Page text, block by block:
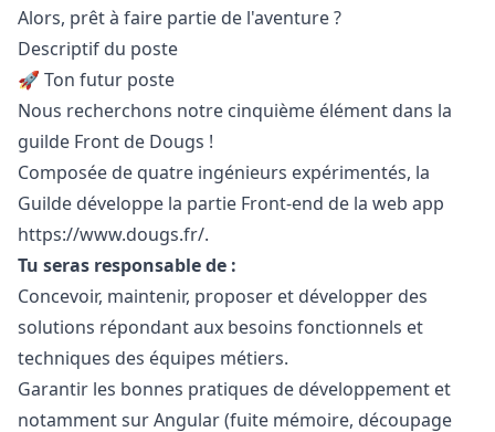
Alors, prêt à faire partie de l'aventure ?
Descriptif du poste
🚀 Ton futur poste
Nous recherchons notre cinquième élément dans la
guilde Front de Dougs !
Composée de quatre ingénieurs expérimentés, la
Guilde développe la partie Front-end de la web app
https://www.dougs.fr/.
Tu seras responsable de :
Concevoir, maintenir, proposer et développer des
solutions répondant aux besoins fonctionnels et
techniques des équipes métiers.
Garantir les bonnes pratiques de développement et
notamment sur Angular (fuite mémoire, découpage